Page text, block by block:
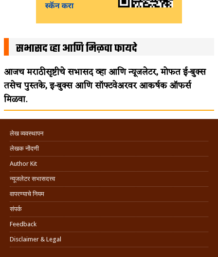
सभासद व्हा आणि मिळवा फायदे
आजच मराठीसृष्टीचे सभासद व्हा आणि न्यूजलेटर, मोफत ई-बुक्स
तसेच पुस्तके, इ-बुक्स आणि सॉफ्टवेअरवर आकर्षक ऑफर्स
मिळवा.
लेख व्यवस्थापन
लेखक नोंदणी
Author Kit
न्यूजलेटर सभासदत्त्व
वापरण्याचे नियम
संपर्क
Feedback
Disclaimer & Legal